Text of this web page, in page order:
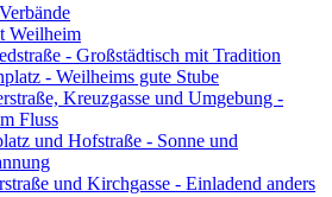
Weilheim
- Großstädtisch mit Tradition
- Weilheims gute Stube
Kreuzgasse und Umgebung -
Fluss
und Hofstraße - Sonne und
und Kirchgasse - Einladend anders